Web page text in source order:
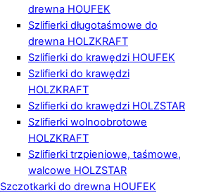
drewna HOUFEK
Szlifierki długotaśmowe do
drewna HOLZKRAFT
Szlifierki do krawędzi HOUFEK
Szlifierki do krawędzi
HOLZKRAFT
Szlifierki do krawędzi HOLZSTAR
Szlifierki wolnoobrotowe
HOLZKRAFT
Szlifierki trzpieniowe, taśmowe,
walcowe HOLZSTAR
Szczotkarki do drewna HOUFEK